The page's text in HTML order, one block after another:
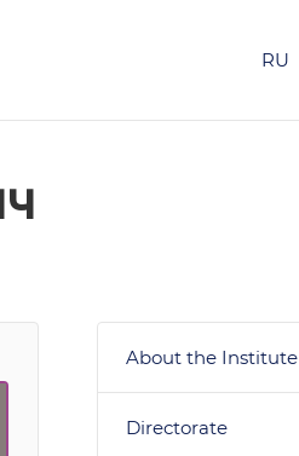
RU
About the Institute
Directorate